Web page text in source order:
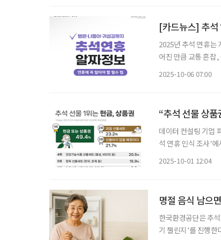
[카드뉴스] 추
2025년 추석 연휴는
어진 만큼 교통 혼잡
2025-10-06 07:00
“추석 선물 상
데이터 컨설팅 기업
석 연휴 인식 조사’
2025-10-01 12:04
명절 음식 남으
한국환경공단은 추
기 챌린지’를 진행